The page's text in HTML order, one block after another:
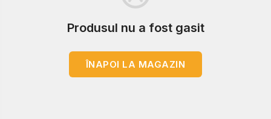
Produsul nu a fost gasit
ÎNAPOI LA MAGAZIN